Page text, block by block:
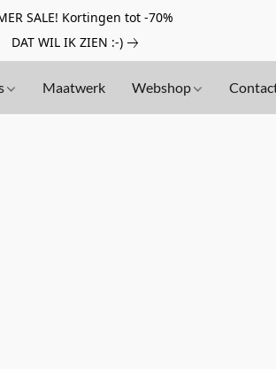
SALE! Kortingen tot -70%
DAT WIL IK ZIEN :-)
Maatwerk Webshop